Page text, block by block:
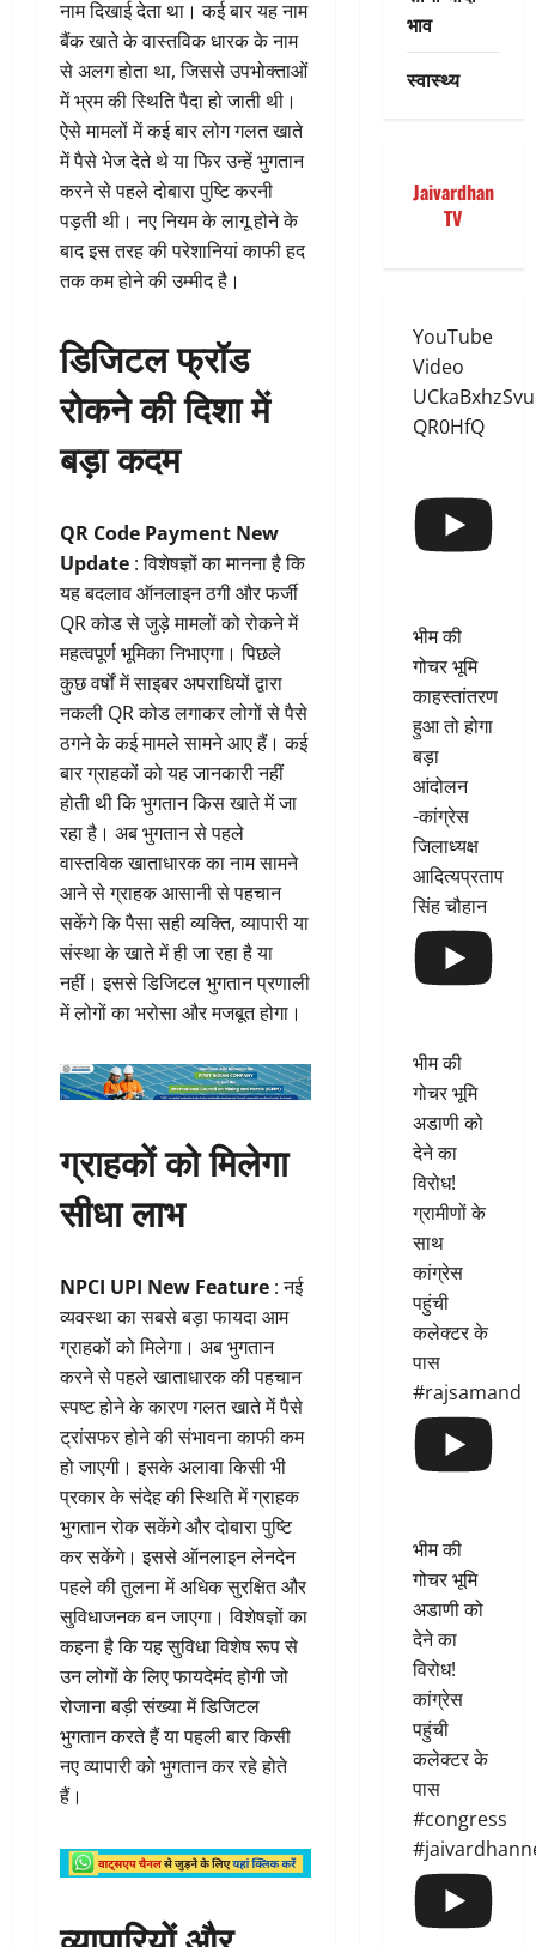
नाम दिखाई देता था। कई बार यह नाम
बैंक खाते के वास्तविक धारक के नाम
से अलग होता था, जिससे उपभोक्ताओं
में भ्रम की स्थिति पैदा हो जाती थी।
ऐसे मामलों में कई बार लोग गलत खाते
में पैसे भेज देते थे या फिर उन्हें भुगतान
करने से पहले दोबारा पुष्टि करनी
पड़ती थी। नए नियम के लागू होने के
बाद इस तरह की परेशानियां काफी हद
तक कम होने की उम्मीद है।
डिजिटल फ्रॉड
रोकने की दिशा में
बड़ा कदम
QR Code Payment New
Update : विशेषज्ञों का मानना है कि
यह बदलाव ऑनलाइन ठगी और फर्जी
QR कोड से जुड़े मामलों को रोकने में
महत्वपूर्ण भूमिका निभाएगा। पिछले
कुछ वर्षों में साइबर अपराधियों द्वारा
नकली QR कोड लगाकर लोगों से पैसे
ठगने के कई मामले सामने आए हैं। कई
बार ग्राहकों को यह जानकारी नहीं
होती थी कि भुगतान किस खाते में जा
रहा है। अब भुगतान से पहले
वास्तविक खाताधारक का नाम सामने
आने से ग्राहक आसानी से पहचान
सकेंगे कि पैसा सही व्यक्ति, व्यापारी या
संस्था के खाते में ही जा रहा है या
नहीं। इससे डिजिटल भुगतान प्रणाली
में लोगों का भरोसा और मजबूत होगा।
ग्राहकों को मिलेगा
सीधा लाभ
NPCI UPI New Feature : नई
व्यवस्था का सबसे बड़ा फायदा आम
ग्राहकों को मिलेगा। अब भुगतान
करने से पहले खाताधारक की पहचान
स्पष्ट होने के कारण गलत खाते में पैसे
ट्रांसफर होने की संभावना काफी कम
हो जाएगी। इसके अलावा किसी भी
प्रकार के संदेह की स्थिति में ग्राहक
भुगतान रोक सकेंगे और दोबारा पुष्टि
कर सकेंगे। इससे ऑनलाइन लेनदेन
पहले की तुलना में अधिक सुरक्षित और
सुविधाजनक बन जाएगा। विशेषज्ञों का
कहना है कि यह सुविधा विशेष रूप से
उन लोगों के लिए फायदेमंद होगी जो
रोजाना बड़ी संख्या में डिजिटल
भुगतान करते हैं या पहली बार किसी
नए व्यापारी को भुगतान कर रहे होते
हैं।
भाव
स्वास्थ्य
Jaivardhan
TV
YouTube
Video
QR0HfQ
भीम की
गोचर भूमि
काहस्तांतरण
हुआ तो होगा
बड़ा
आंदोलन
-कांग्रेस
जिलाध्यक्ष
आदित्यप्रताप
सिंह चौहान
भीम की
गोचर भूमि
अडाणी को
देने का
विरोध!
ग्रामीणों के
साथ
कांग्रेस
पहुंची
कलेक्टर के
पास
#rajsamand
भीम की
गोचर भूमि
अडाणी को
देने का
विरोध!
कांग्रेस
पहुंची
कलेक्टर के
पास
#congress